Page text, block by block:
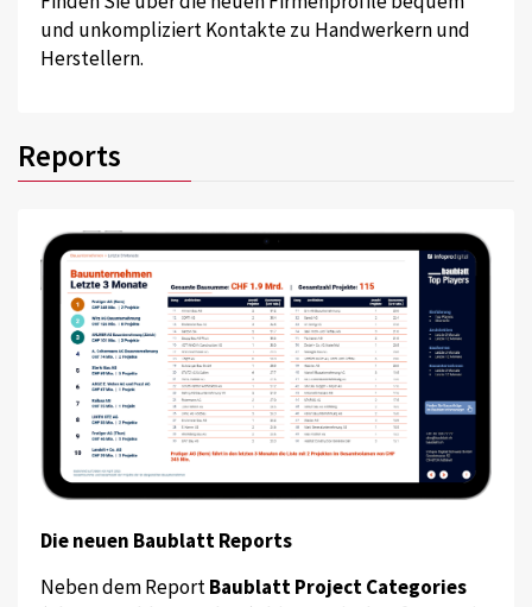
und unkompliziert Kontakte zu Handwerkern und
Herstellern.
Reports
Die neuen Baublatt Reports
Neben dem ReportBaublatt Project Categories